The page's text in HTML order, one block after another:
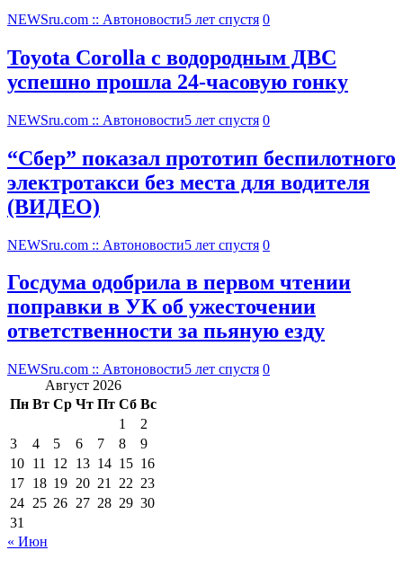
NEWSru.com :: Автоновости5 лет спустя 0
Toyota Corolla с водородным ДВС
успешно прошла 24-часовую гонку
NEWSru.com :: Автоновости5 лет спустя 0
“Сбер” показал прототип беспилотного
электротакси без места для водителя
(ВИДЕО)
NEWSru.com :: Автоновости5 лет спустя 0
Госдума одобрила в первом чтении
поправки в УК об ужесточении
ответственности за пьяную езду
NEWSru.com :: Автоновости5 лет спустя 0
Август 2026
Пн Вт Ср Чт Пт Сб Вс
1
2
3
4 5 6 7 8
9
10 11 12 13 14 15 16
17 18 19 20 21 22 23
24 25 26 27 28 29 30
31
« Июн